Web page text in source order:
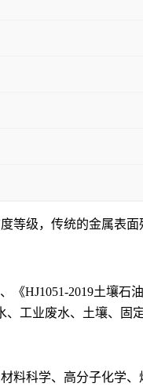
级，传统的金属表面
HJ1051-2019土壤石
、工业废水、土壤、固
料科学、高分子化学